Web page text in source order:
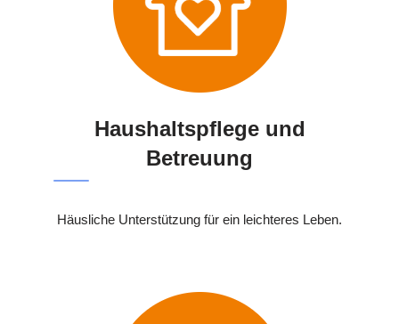
Haushaltspflege und
Betreuung
Häusliche Unterstützung für ein leichteres Leben.